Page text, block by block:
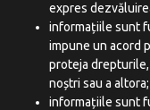
expres
informațiile sunt
impune un acord
proteja
noștri sau a altora;
informațiile sunt